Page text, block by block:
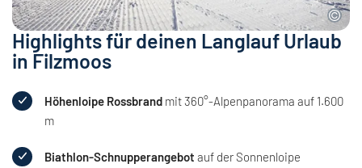
Highlights für deinen Langlauf Urlaub
in Filzmoos
Höhenloipe Rossbrandmit 360°-Alpenpanorama auf 1.600
m
Biathlon-Schnupperangebot auf der Sonnenloipe